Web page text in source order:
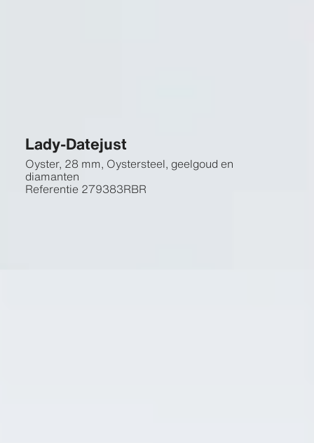
Lady-Datejust
Oyster, 28 mm, Oystersteel, geelgoud en
diamanten
Referentie 279383RBR